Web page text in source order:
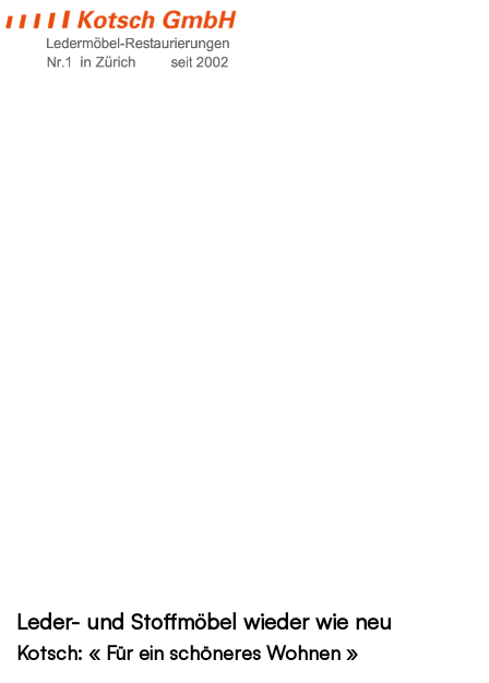
Leder- und Stoffmöbel wieder wie neu
Kotsch: « Für ein schöneres Wohnen »